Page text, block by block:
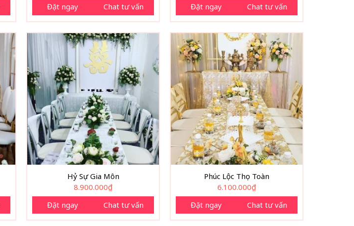
Đặt ngay
Chat tư vấn
Đặt ngay
Chat tư vấn
Hỷ Sự Gia Môn
8.900.000₫
Đặt ngay
Chat tư vấn
Phúc Lộc Thọ Toàn
6.100.000₫
Đặt ngay
Chat tư vấn